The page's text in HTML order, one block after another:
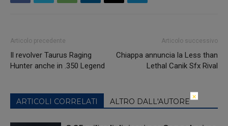
Articolo precedente
Il revolver Taurus Raging
Hunter anche in .350 Legend
Articolo successivo
Chiappa annuncia la Less than
Lethal Canik Sfx Rival
ARTICOLI CORRELATI ALTRO DALL'AUTORE
×